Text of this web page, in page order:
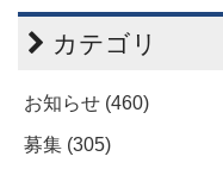
カテゴリ
お知らせ (460)
募集 (305)